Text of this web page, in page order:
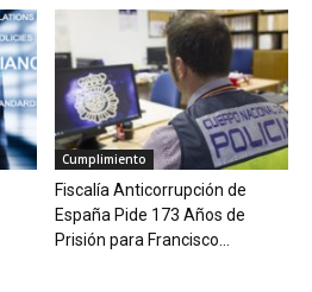
Cumplimiento
Fiscalía Anticorrupción de
España Pide 173 Años de
Prisión para Francisco...